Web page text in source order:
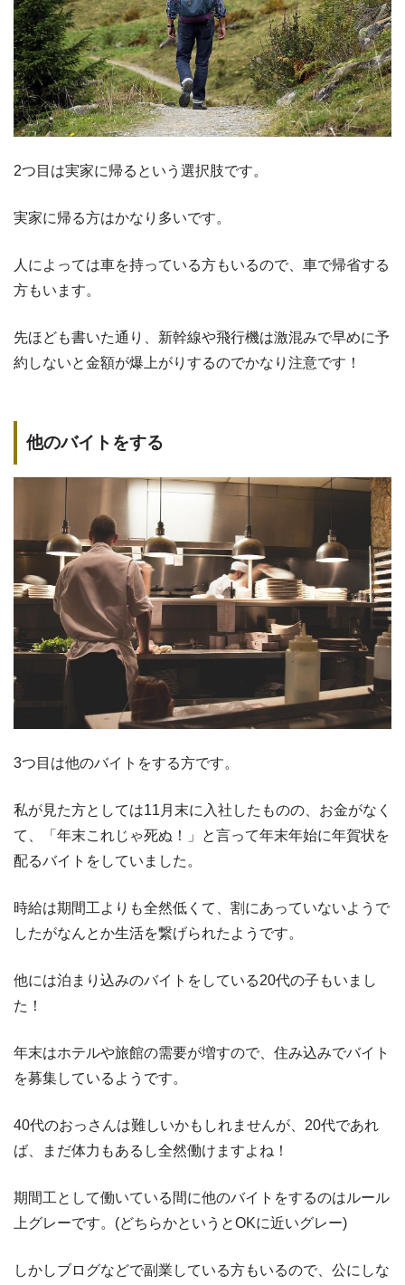
2つ目は実家に帰るという選択肢です。
実家に帰る方はかなり多いです。
人によっては車を持っている方もいるので、車で帰省する
方もいます。
先ほども書いた通り、新幹線や飛行機は激混みで早めに予
約しないと金額が爆上がりするのでかなり注意です！
他のバイトをする
3つ目は他のバイトをする方です。
私が見た方としては11月末に入社したものの、お金がなく
て、「年末これじゃ死ぬ！」と言って年末年始に年賀状を
配るバイトをしていました。
時給は期間工よりも全然低くて、割にあっていないようで
したがなんとか生活を繋げられたようです。
他には泊まり込みのバイトをしている20代の子もいまし
た！
年末はホテルや旅館の需要が増すので、住み込みでバイト
を募集しているようです。
40代のおっさんは難しいかもしれませんが、20代であれ
ば、まだ体力もあるし全然働けますよね！
期間工として働いている間に他のバイトをするのはルール
上グレーです。(どちらかというとOKに近いグレー)
しかしブログなどで副業している方もいるので、公にしな